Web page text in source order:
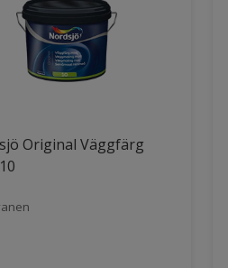
Original Väggfärg